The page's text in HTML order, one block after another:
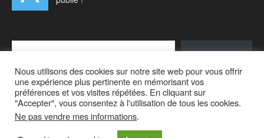
Type your email…
S'abonner
Accueil Actualités Vivre à Singapour
Voyager en Asie
A propos
Nous utilisons des cookies sur notre site web pour vous offrir
une expérience plus pertinente en mémorisant vos
préférences et vos visites répétées. En cliquant sur
"Accepter", vous consentez à l'utilisation de tous les cookies.
Ne pas vendre mes informations.